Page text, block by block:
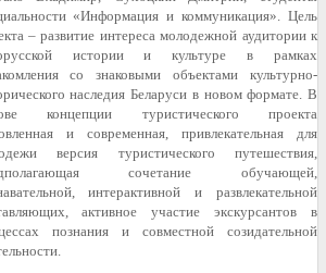
«Информация и коммуникация». Цель
– развитие интереса молодежной аудитории к
истории и культуре в рамках
со знаковыми объектами культурно-
наследия Беларуси в новом формате. В
концепции туристического проекта
и современная, привлекательная для
версия туристического путешествия,
сочетание обучающей,
интерактивной и развлекательной
активное участие экскурсантов в
познания и совместной созидательной